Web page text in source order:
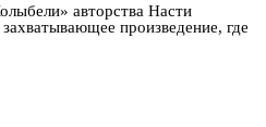
авторства Насти
произведение, где